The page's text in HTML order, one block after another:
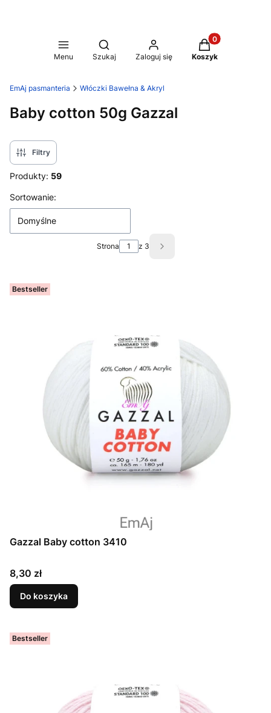
Menu
Otwórz wyszukiwarkę
Szukaj Zaloguj się
Produkty w
Koszyk
EmAj pasmanteria Włóczki Bawełna & Akryl
Baby cotton 50g Gazzal
Filtry
Produkty: 59
Lista produktów
Sortowanie:
Domyślne
Strona z 3 Następne produkty
Bestseller
Gazzal Baby cotton 3410
Cena
8,30 zł
Do koszyka
Bestseller